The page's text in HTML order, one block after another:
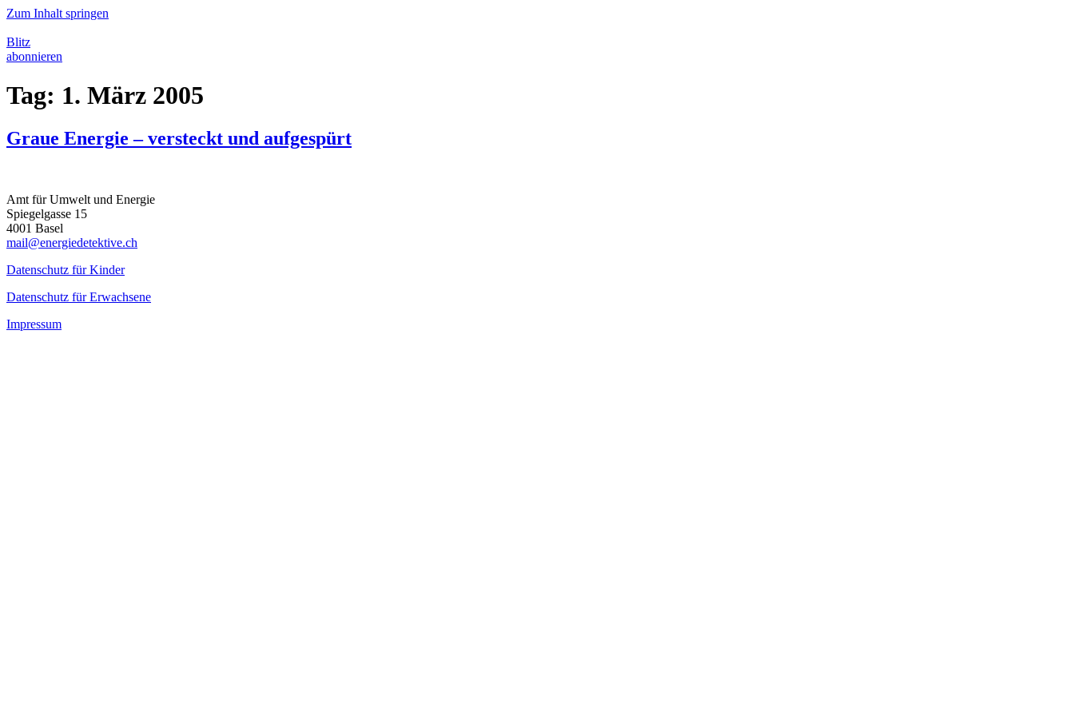
Zum Inhalt springen
Blitz
abonnieren
Tag: 1. März 2005
Graue Energie – versteckt und aufgespürt
Amt für Umwelt und Energie
Spiegelgasse 15
4001 Basel
mail@energiedetektive.ch
Datenschutz für Kinder
Datenschutz für Erwachsene
Impressum